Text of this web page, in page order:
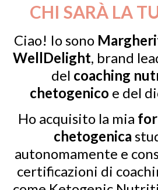
CHI SARÀ LA
Ciao! Io sono
WellDelight, brand
del coaching
chetogenico e del
Ho acquisito la mia
chetogenica
autonomamente e
certificazioni di